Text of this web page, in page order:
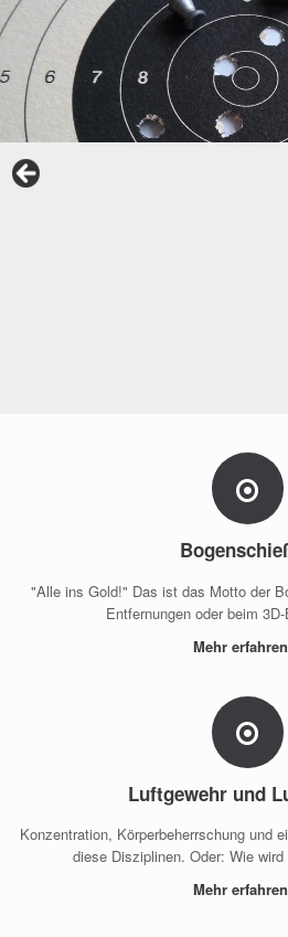
Unsere neue
Unsere interaktive
"Alle ins Gold!" Das ist das Motto der
Entfernungen oder beim
Mehr erfahren
Luftgewehr und
Konzentration, Körperbeherrschung und
diese Disziplinen. Oder: Wie
Mehr erfahren